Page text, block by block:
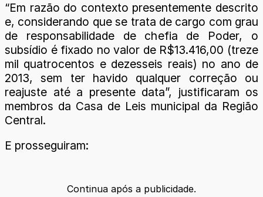
“Em razão do contexto presentemente descrito
e, considerando que se trata de cargo com grau
de responsabilidade de chefia de Poder, o
subsídio é fixado no valor de R$13.416,00 (treze
mil quatrocentos e dezesseis reais) no ano de
2013, sem ter havido qualquer correção ou
reajuste até a presente data”, justificaram os
membros da Casa de Leis municipal da Região
Central.
E prosseguiram:
Continua após a publicidade.